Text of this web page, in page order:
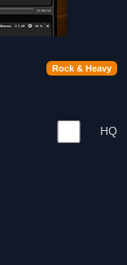
Rock & Heavy
HQ